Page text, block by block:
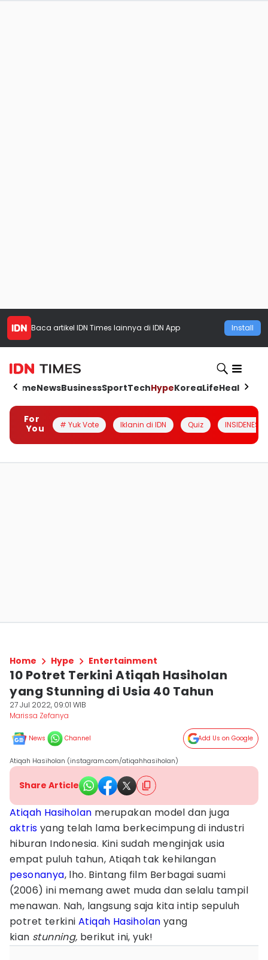
Baca artikel IDN Times lainnya di IDN App Install
HomeNewsBusinessSportTechHypeKoreaLifeHealth
For
You
# Yuk Vote Iklanin di IDN Quiz INSIDENESIA
Home Hype Entertainment
10 Potret Terkini Atiqah Hasiholan
yang Stunning di Usia 40 Tahun
27 Jul 2022, 09:01 WIB
Marissa Zefanya
News Channel Add Us on Google
Atiqah Hasiholan (instagram.com/atiqahhasiholan)
Share Article
Atiqah Hasiholan merupakan model dan juga
aktris yang telah lama berkecimpung di industri
hiburan Indonesia. Kini sudah menginjak usia
empat puluh tahun, Atiqah tak kehilangan
pesonanya, lho. Bintang film Berbagai suami
(2006) ini memang awet muda dan selalu tampil
menawan. Nah, langsung saja kita intip sepuluh
potret terkiniAtiqah Hasiholan yang
kian stunning, berikut ini, yuk!